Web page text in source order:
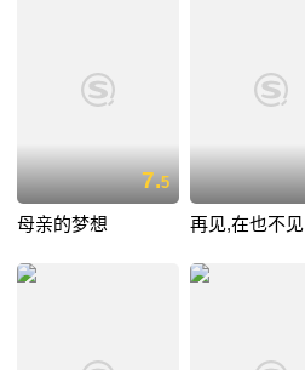
7.5
母亲的梦想 再见,在也不见